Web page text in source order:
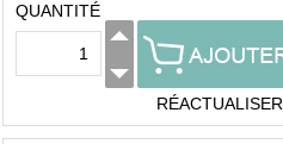
QUANTITÉ
RÉACTUALISER